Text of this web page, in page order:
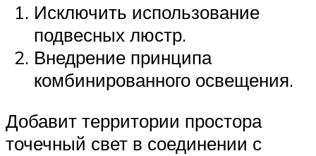
Исключить использование
подвесных люстр.
Внедрение принципа
комбинированного освещения.
Добавит территории простора
точечный свет в соединении с